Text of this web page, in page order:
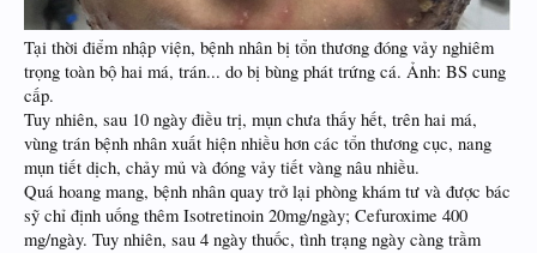
Tại thời điểm nhập viện, bệnh nhân bị tổn thương đóng vảy nghiêm
trọng toàn bộ hai má, trán... do bị bùng phát trứng cá. Ảnh: BS cung
cấp.
Tuy nhiên, sau 10 ngày điều trị, mụn chưa thấy hết, trên hai má,
vùng trán bệnh nhân xuất hiện nhiều hơn các tổn thương cục, nang
mụn tiết dịch, chảy mủ và đóng vảy tiết vàng nâu nhiều.
Quá hoang mang, bệnh nhân quay trở lại phòng khám tư và được bác
sỹ chỉ định uống thêm Isotretinoin 20mg/ngày; Cefuroxime 400
mg/ngày. Tuy nhiên, sau 4 ngày thuốc, tình trạng ngày càng trầm